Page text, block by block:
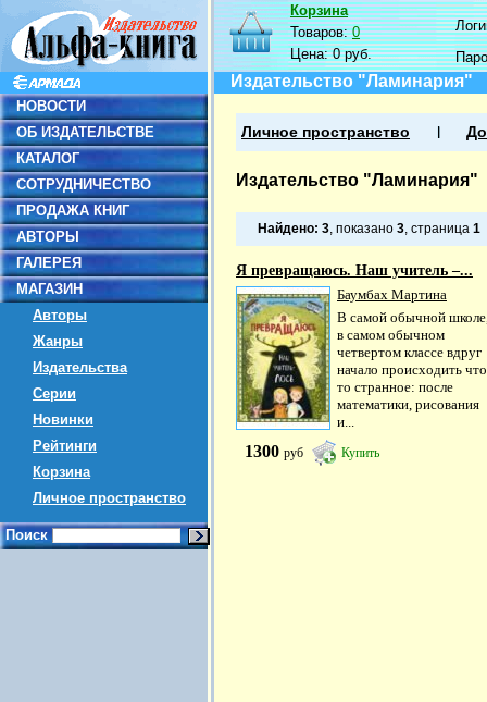
НОВОСТИ
ОБ ИЗДАТЕЛЬСТВЕ
КАТАЛОГ
СОТРУДНИЧЕСТВО
ПРОДАЖА КНИГ
АВТОРЫ
ГАЛЕРЕЯ
МАГАЗИН
Авторы
Жанры
Издательства
Серии
Новинки
Рейтинги
Корзина
Личное пространство
Поиск
Корзина
Товаров:0
Цена:0 руб.
Издательство "Ламинария"
Личное пространство
Издательство "Ламинария"
Найдено: 3, показано 3, страница 1
Я превращаюсь. Наш учитель –...
Баумбах Мартина
В самой обычной
в самом обычном
четвертом классе вдруг
начало происходить
то странное: после
математики, рисования
и...
1300 руб Купить